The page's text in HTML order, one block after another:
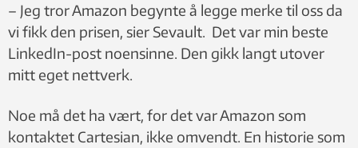
– Jeg tror Amazon begynte å legge merke til oss da
vi fikk den prisen, sier Sevault. Det var min beste
LinkedIn-post noensinne. Den gikk langt utover
mitt eget nettverk.
Noe må det ha vært, for det var Amazon som
kontaktet Cartesian, ikke omvendt. En historie som